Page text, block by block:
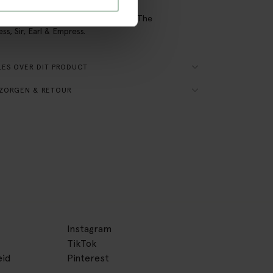
voor de banken: Amsterdam, The
Sir, Earl & Empress.
OVER DIT PRODUCT
& RETOUR
Instagram
TikTok
Pinterest